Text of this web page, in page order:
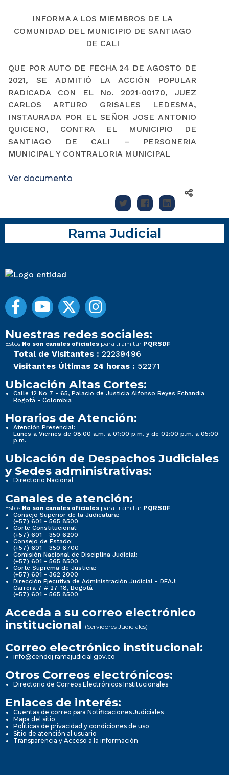
INFORMA A LOS MIEMBROS DE LA
COMUNIDAD DEL MUNICIPIO DE SANTIAGO
DE CALI
QUE POR AUTO DE FECHA 24 DE AGOSTO DE
2021, SE ADMITIÓ LA ACCIÓN POPULAR
RADICADA CON EL No. 2021-00170, JUEZ
CARLOS ARTURO GRISALES LEDESMA,
INSTAURADA POR EL SEÑOR JOSE ANTONIO
QUICENO, CONTRA EL MUNICIPIO DE
SANTIAGO DE CALI – PERSONERIA
MUNICIPAL Y CONTRALORIA MUNICIPAL
Ver documento
Rama Judicial
Nuestras redes sociales:
Estos No son canales oficiales para tramitar PQRSDF
Total de Visitantes : 22239496
Visitantes Últimas 24 horas : 52271
Ubicación Altas Cortes:
Calle 12 No 7 - 65, Palacio de Justicia Alfonso Reyes Echandía
Bogotá - Colombia
Horarios de Atención:
Atención Presencial:
Lunes a Viernes de 08:00 a.m. a 01:00 p.m. y de 02:00 p.m. a 05:00
p.m.
Ubicación de Despachos Judiciales
y Sedes administrativas:
Directorio Nacional
Canales de atención:
Estos No son canales oficiales para tramitar PQRSDF
Consejo Superior de la Judicatura:
(+57) 601 - 565 8500
Corte Constitucional:
(+57) 601 - 350 6200
Consejo de Estado:
(+57) 601 - 350 6700
Comisión Nacional de Disciplina Judicial:
(+57) 601 - 565 8500
Corte Suprema de Justicia:
(+57) 601 - 362 2000
Dirección Ejecutiva de Administración Judicial - DEAJ:
Carrera 7 # 27-18, Bogotá
(+57) 601 - 565 8500
Acceda a su correo electrónico
institucional (Servidores Judiciales)
Correo electrónico institucional:
info@cendoj.ramajudicial.gov.co
Otros Correos electrónicos:
Directorio de Correos Electrónicos Institucionales
Enlaces de interés:
Cuentas de correo para Notificaciones Judiciales
Mapa del sitio
Políticas de privacidad y condiciones de uso
Sitio de atención al usuario
Transparencia y Acceso a la información